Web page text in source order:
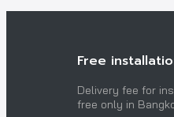
Free
Delivery fee for
free only in